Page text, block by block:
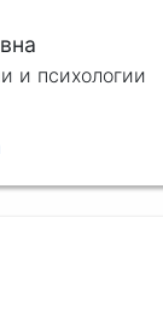
и психологии